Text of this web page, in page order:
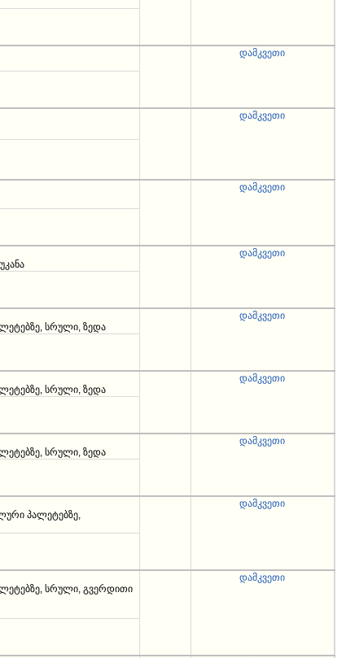
დამკვეთი
დამკვეთი
დამკვეთი
დამკვეთი
სრული, ზედა
დამკვეთი
სრული, ზედა
დამკვეთი
სრული, ზედა
დამკვეთი
პალეტებზე,
დამკვეთი
სრული, გვერდითი
დამკვეთი